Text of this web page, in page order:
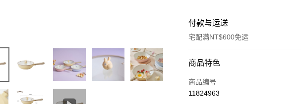
付款与运送
宅配满NT$600免运
付款方式
信用卡一次付款
商品特色
商品编号
11824963